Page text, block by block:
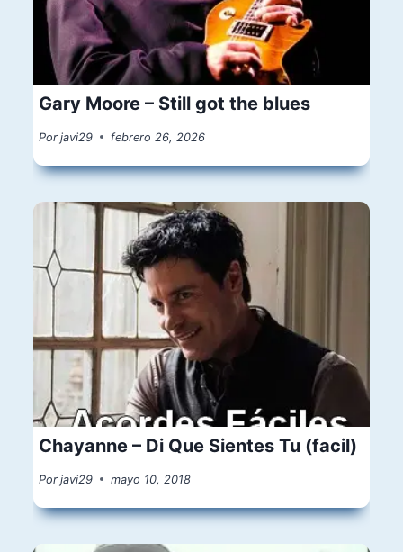
Gary Moore – Still got the blues
Por javi29 febrero 26, 2026
Chayanne – Di Que Sientes Tu (facil)
Por javi29 mayo 10, 2018